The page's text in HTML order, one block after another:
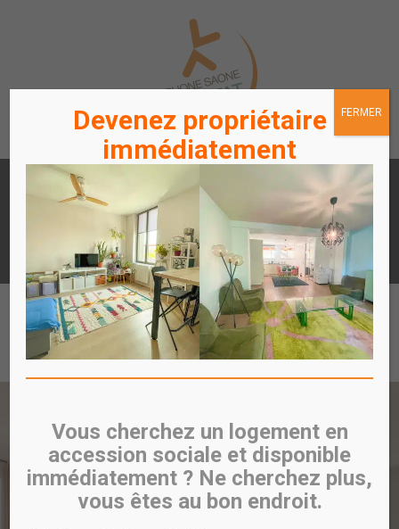
ACHETER
UN APPARTEMENT
UN APPARTEMENT /
STATIONNEMENT
ACCÈS
LOCATAIRES / PROPRIÉTAIRES
ACCÈS
COPROPRIÉTAIRES
le
menu
Devenez propriétaire
immédiatement
Vous cherchez un logement en
accession sociale et disponible
immédiatement ? Ne cherchez plus,
vous êtes au bon endroit.
FERMER